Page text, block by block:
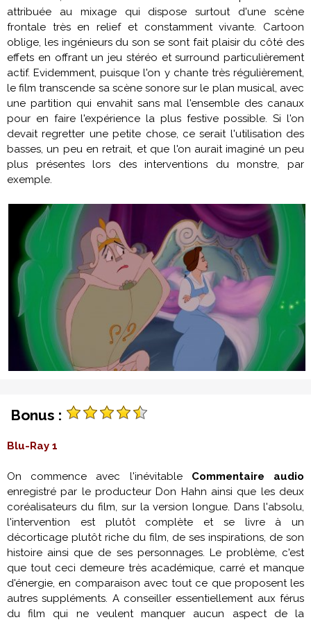
attribuée au mixage qui dispose surtout d'une scène
frontale très en relief et constamment vivante. Cartoon
oblige, les ingénieurs du son se sont fait plaisir du côté des
effets en offrant un jeu stéréo et surround particulièrement
actif. Evidemment, puisque l'on y chante très régulièrement,
le film transcende sa scène sonore sur le plan musical, avec
une partition qui envahit sans mal l'ensemble des canaux
pour en faire l'expérience la plus festive possible. Si l'on
devait regretter une petite chose, ce serait l'utilisation des
basses, un peu en retrait, et que l'on aurait imaginé un peu
plus présentes lors des interventions du monstre, par
exemple.
Bonus :
Blu-Ray 1
On commence avec l'inévitable Commentaire audio
enregistré par le producteur Don Hahn ainsi que les deux
coréalisateurs du film, sur la version longue. Dans l'absolu,
l'intervention est plutôt complète et se livre à un
décorticage plutôt riche du film, de ses inspirations, de son
histoire ainsi que de ses personnages. Le problème, c'est
que tout ceci demeure très académique, carré et manque
d'énergie, en comparaison avec tout ce que proposent les
autres suppléments. A conseiller essentiellement aux férus
du film qui ne veulent manquer aucun aspect de la